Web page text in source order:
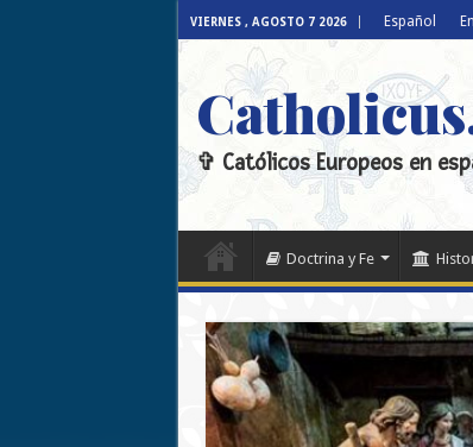
VIERNES , AGOSTO 7 2026 Español
✞ Católicos Europeos en
Doctrina y Fe